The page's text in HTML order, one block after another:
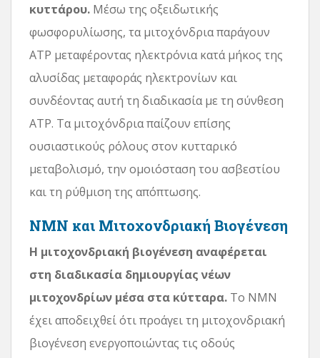
κυττάρου. Μέσω της οξειδωτικής
φωσφορυλίωσης, τα μιτοχόνδρια παράγουν
ATP μεταφέροντας ηλεκτρόνια κατά μήκος της
αλυσίδας μεταφοράς ηλεκτρονίων και
συνδέοντας αυτή τη διαδικασία με τη σύνθεση
ATP. Τα μιτοχόνδρια παίζουν επίσης
ουσιαστικούς ρόλους στον κυτταρικό
μεταβολισμό, την ομοιόσταση του ασβεστίου
και τη ρύθμιση της απόπτωσης.
NMN και Μιτοχονδριακή Βιογένεση
Η μιτοχονδριακή βιογένεση αναφέρεται
στη διαδικασία δημιουργίας νέων
μιτοχονδρίων μέσα στα κύτταρα. Το NMN
έχει αποδειχθεί ότι προάγει τη μιτοχονδριακή
βιογένεση ενεργοποιώντας τις οδούς